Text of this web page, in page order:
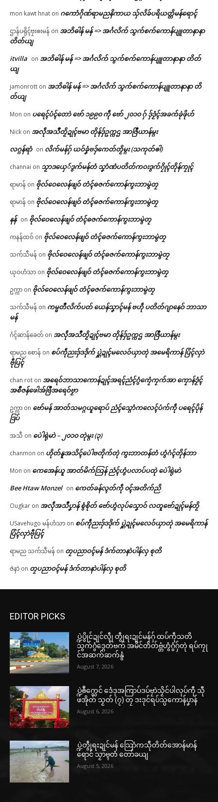
mon kawt hnat on ဂကောံဂိုဏ်ရာမညနိကာယ သှ်လိခ်ပရိယတ္တိမန်ရောၚ်
ဌာန်ပရိုၚ်ဗၠးၜးမန် on အဘိဓါန် မန် => အၚ်္ဂလိက် သွက်စက်ကောန်ပျူတာနာနာ
တိတ်ယျ
itvilla on အဘိဓါန် မန် => အၚ်္ဂလိက် သွက်စက်ကောန်ပျူတာနာနာ တိတ်
ယျ
jamonrott on အဘိဓါန် မန် => အၚ်္ဂလိက် သွက်စက်ကောန်ပျူတာနာနာ တိ
တ်ယျ
Mon on ပရေၚ်ပံၚ်တောဲ ဗော် ၁၉၉၀ ကဵု ဗော် ၂၀၁၀ ဂှ် ဒှ်ဒၟံၚ်အခက်ခုဲဖိုဟ်
Nick on အလဵုအသဳတၟိဍုၚ်ဗမာ တိုန်ဒှ်ဥက္ကဌ အာဇြဳယာန်မ္ဂး
လဂ္ဂန်ရာံ on လိက်မန်ဂှ် ယဝ်ခၞံဗဒှ်ကေတ်တၟိမ္ဂး (သကုတ်ၜါ)
channai on သၟာဒယှေ်ဒွက်မန်တံ သၞာံဏံပတိတ်ကဝးဒွက်ဂၠိုၚ်တိုန်ကၠုၚ်
ရာမာန် on ဗိုလ်ဝေလေန်ဖျဝ် တံၚ်ဓဇက်ကောန်ကွးဘာမွဲတၠ
ရာမာန် on ဗိုလ်ဝေလေန်ဖျဝ် တံၚ်ဓဇက်ကောန်ကွးဘာမွဲတၠ
နန် on ဗိုလ်ဝေလေန်ဖျဝ် တံၚ်ဓဇက်ကောန်ကွးဘာမွဲတၠ
ကနန်ထဝ် on ဗိုလ်ဝေလေန်ဖျဝ် တံၚ်ဓဇက်ကောန်ကွးဘာမွဲတၠ
သက်သီမန် on ဗိုလ်ဝေလေန်ဖျဝ် တံၚ်ဓဇက်ကောန်ကွးဘာမွဲတၠ
ယုဝဟံသာ on ဗိုလ်ဝေလေန်ဖျဝ် တံၚ်ဓဇက်ကောန်ကွးဘာမွဲတၠ
ဥက္ကာ on ဗိုလ်ဝေလေန်ဖျဝ် တံၚ်ဓဇက်ကောန်ကွးဘာမွဲတၠ
သက်သီမန် on ကမ္မတဳလိက်ပတ် ယေန်သၞာၚ်မန် ဗဟဵု ပတိတ်ဂျာနေဝ် ဘာသာ
မန်
ဂံၚ်ဆာန်ခေတ် on အလဵုအသဳတၟိဍုၚ်ဗမာ တိုန်ဒှ်ဥက္ကဌ အာဇြဳယာန်မ္ဂး
ရာမည စောန် on စပ်ကဵုညးဒှ်ဒဒိုက် ပ္ဋဲဍုၚ်မလေဝ်ယှာတုဲ အမေရိကာန် ပြံၚ်လှာဲ
ဗီုပြၚ်
chan rot on အရေဝ်ဘာသာကောန်ဍုၚ်အရၚ်ညံၚ်ဂွံကၠေံကၠက်အာ ကၠောန်ဒၟံၚ်
အစဳဇန်ဖေါအ်ဗြဳအရေဝ်ဗၟာ
ဥက္ကာ on ဗော်မန် အာတ်သမဂ္ဂယူရောပ် ညံၚ်သ္ဂောံကလေၚ်ပံက်ကဵု ပရေၚ်ပိုန်
ဒြပ်
အသီ on ပေဲါရုဲမာဲ – ၂၀၁၀ တုဲမ္ဂး (၃)
chanmon on ဟိုတ်နူအသိၚ်ပေဲါဗတိုက်တုဲ ကွးဘာတန်တံ ဟွံဂံၚ်တိုန်ဘာ
Mon on ကေအေန်ယူ အာတ်မိက်သြန် ညံၚ်ဟွံပလာပ်ပထုဲ ပေဲါရုဲမာဲ
Bee Htaw Monzel on ကေတ်ခန်လ္ၚတ်ကဵု ၀ၚ်အတိက်ညိ
Ougkar on အလဵုအသဳပၞာန် စွံစိုတ် ဗော်ဟွံလုပ်သၞောဝ် လတူဗော်ဍုၚ်မန်တၟိ
USavehugo မန်ဟံသာ on စပ်ကဵုညးဒှ်ဒဒိုက် ပ္ဋဲဍုၚ်မလေဝ်ယှာတုဲ အမေရိကာန်
ပြံၚ်လှာဲဗီုပြၚ်
ရာမည သက်သီမန် on တၠပညာဝၚ်မန် ဒံက်တာနာဲပါန်လှ စုတိ
ဇဲနာဲ on တၠပညာဝၚ်မန် ဒံက်တာနာဲပါန်လှ စုတိ
EDITOR PICKS
ပ္ဍဲပွိုင်ဍုင်လ္ၚဵု တွဵုရးဍုင်မန်ဂှ် ထပ်ကဵုသတိ
သွက်ဂွံဒ္ဂေတ်ဗက် အမိင်တိတ်ဗ္တံဟွံဂွံဂှ်တုဲ ရပ်ကၠု
င်အဆက်ဆက်နွံ
August 7, 2026
ပ္ဍဲၜဳက္လေင် ဒေံဒုအကြာပ်ဒပ်ဗၠာဲသၟိင်ပါလုပ်ကီု သီု
ဖအိုတ် သၟတ် (၇) တၠ ဒးဒုင်ရပ်သ္ပကောန်ပၞာန်
August 6, 2026
ပ္ဍဲတွဵုရးဍုင်မန် သြောံကသီုတိတ်အောန်မာန်
ရောင် သၟာဗ္ၚတံ တော်ခယျ
August 5, 2026